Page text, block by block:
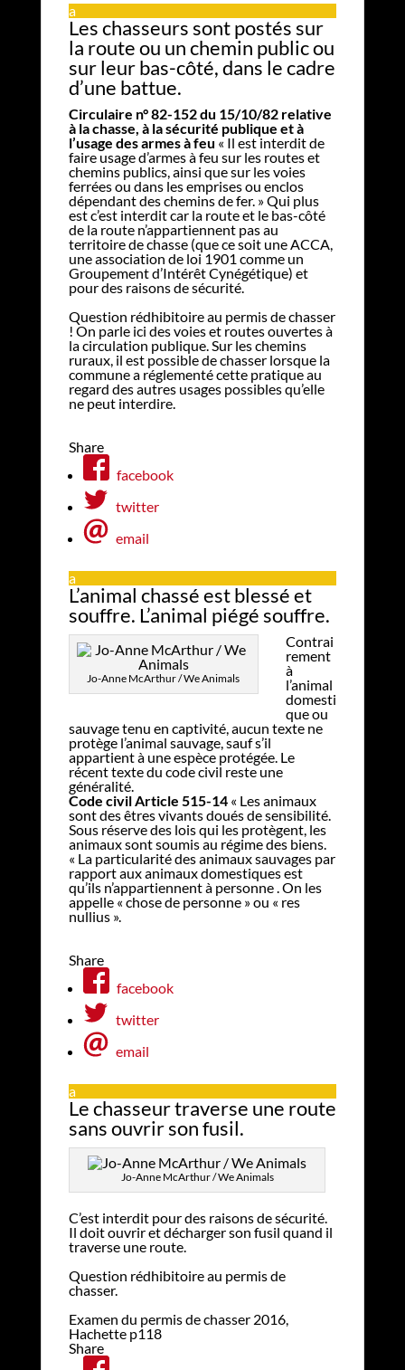
a
Les chasseurs sont postés sur
la route ou un chemin public ou
sur leur bas-côté, dans le cadre
d’une battue.
Circulaire n° 82-152 du 15/10/82 relative
à la chasse, à la sécurité publique et à
l’usage des armes à feu « Il est interdit de
faire usage d’armes à feu sur les routes et
chemins publics, ainsi que sur les voies
ferrées ou dans les emprises ou enclos
dépendant des chemins de fer. » Qui plus
est c’est interdit car la route et le bas-côté
de la route n’appartiennent pas au
territoire de chasse (que ce soit une ACCA,
une association de loi 1901 comme un
Groupement d’Intérêt Cynégétique) et
pour des raisons de sécurité.
Question rédhibitoire au permis de chasser
! On parle ici des voies et routes ouvertes à
la circulation publique. Sur les chemins
ruraux, il est possible de chasser lorsque la
commune a réglementé cette pratique au
regard des autres usages possibles qu’elle
ne peut interdire.
Share
facebook
twitter
email
a
L’animal chassé est blessé et
souffre. L’animal piégé souffre.
Jo-Anne McArthur / We Animals
Contrai
rement
à
l’animal
domesti
que ou
sauvage tenu en captivité, aucun texte ne
protège l’animal sauvage, sauf s’il
appartient à une espèce protégée. Le
récent texte du code civil reste une
généralité.
Code civil Article 515-14« Les animaux
sont des êtres vivants doués de sensibilité.
Sous réserve des lois qui les protègent, les
animaux sont soumis au régime des biens.
« La particularité des animaux sauvages par
rapport aux animaux domestiques est
qu’ils n’appartiennent à personne . On les
appelle « chose de personne » ou « res
nullius ».
Share
facebook
twitter
email
a
Le chasseur traverse une route
sans ouvrir son fusil.
Jo-Anne McArthur / We Animals
C’est interdit pour des raisons de sécurité.
Il doit ouvrir et décharger son fusil quand il
traverse une route.
Question rédhibitoire au permis de
chasser.
Examen du permis de chasser 2016,
Hachette p118
Share